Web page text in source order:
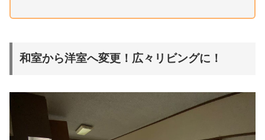
和室から洋室へ変更！広々リビングに！